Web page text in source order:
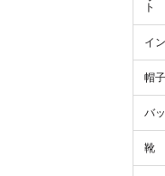
ト
イ
帽子
バ
靴